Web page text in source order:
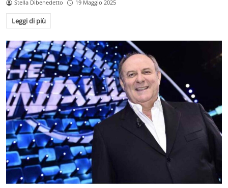
Stella Dibenedetto 19 Maggio 2025
Leggi di più